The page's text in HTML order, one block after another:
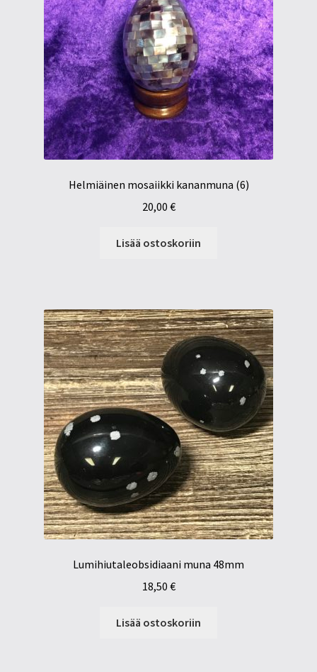
Helmiäinen mosaiikki kananmuna (6)
20,00 €
Lisää ostoskoriin
Lumihiutaleobsidiaani muna 48mm
18,50 €
Lisää ostoskoriin